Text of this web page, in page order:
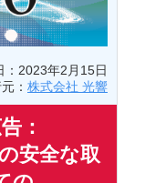
：2023年2月15日
： 株式会社 光響
：
安全な取